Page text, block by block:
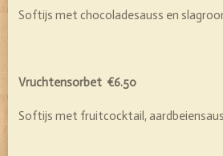
Softijs met chocoladesauss en
Vruchtensorbet €6.50
Softijs met fruitcocktail,